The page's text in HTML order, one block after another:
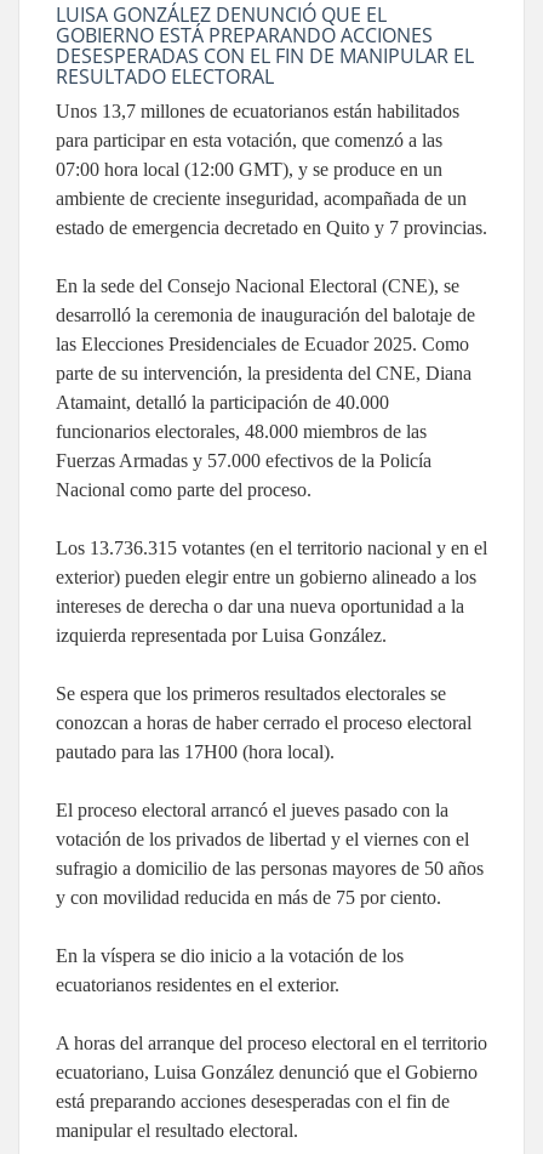
LUISA GONZÁLEZ DENUNCIÓ QUE EL
GOBIERNO ESTÁ PREPARANDO ACCIONES
DESESPERADAS CON EL FIN DE MANIPULAR EL
RESULTADO ELECTORAL
Unos 13,7 millones de ecuatorianos están habilitados
para participar en esta votación, que comenzó a las
07:00 hora local (12:00 GMT), y se produce en un
ambiente de creciente inseguridad, acompañada de un
estado de emergencia decretado en Quito y 7 provincias.
En la sede del Consejo Nacional Electoral (CNE), se
desarrolló la ceremonia de inauguración del balotaje de
las Elecciones Presidenciales de Ecuador 2025. Como
parte de su intervención, la presidenta del CNE, Diana
Atamaint, detalló la participación de 40.000
funcionarios electorales, 48.000 miembros de las
Fuerzas Armadas y 57.000 efectivos de la Policía
Nacional como parte del proceso.
Los 13.736.315 votantes (en el territorio nacional y en el
exterior) pueden elegir entre un gobierno alineado a los
intereses de derecha o dar una nueva oportunidad a la
izquierda representada por Luisa González.
Se espera que los primeros resultados electorales se
conozcan a horas de haber cerrado el proceso electoral
pautado para las 17H00 (hora local).
El proceso electoral arrancó el jueves pasado con la
votación de los privados de libertad y el viernes con el
sufragio a domicilio de las personas mayores de 50 años
y con movilidad reducida en más de 75 por ciento.
En la víspera se dio inicio a la votación de los
ecuatorianos residentes en el exterior.
A horas del arranque del proceso electoral en el territorio
ecuatoriano, Luisa González denunció que el Gobierno
está preparando acciones desesperadas con el fin de
manipular el resultado electoral.